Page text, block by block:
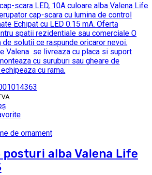
scara LED, 10A culoare alba Valena Life
cap-scara cu lumina de control
Echipat cu LED 0.15 mA. Oferta
spatii rezidentiale sau comerciale O
de solutii ce raspunde oricaror nevoi.
Valena se livreaza cu placa si suport
cu suruburi sau gheare de
cu rama.
de ornament
posturi alba Valena Life